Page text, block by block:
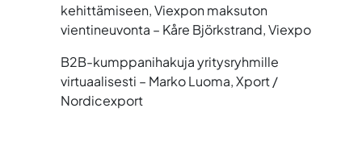
kehittämiseen, Viexpon maksuton
vientineuvonta – Kåre Björkstrand, Viexpo
B2B-kumppanihakuja yritysryhmille
virtuaalisesti – Marko Luoma, Xport /
Nordicexport